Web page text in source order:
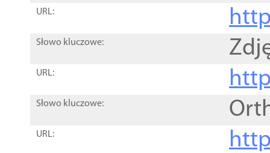
URL:
Słowo kluczowe:
URL:
Słowo kluczowe:
URL: